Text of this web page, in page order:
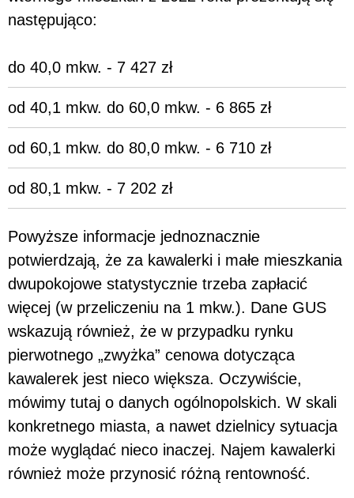
następująco:
do 40,0 mkw. - 7 427 zł
od 40,1 mkw. do 60,0 mkw. - 6 865 zł
od 60,1 mkw. do 80,0 mkw. - 6 710 zł
od 80,1 mkw. - 7 202 zł
Powyższe informacje jednoznacznie
potwierdzają, że za kawalerki i małe mieszkania
dwupokojowe statystycznie trzeba zapłacić
więcej (w przeliczeniu na 1 mkw.). Dane GUS
wskazują również, że w przypadku rynku
pierwotnego „zwyżka” cenowa dotycząca
kawalerek jest nieco większa. Oczywiście,
mówimy tutaj o danych ogólnopolskich. W skali
konkretnego miasta, a nawet dzielnicy sytuacja
może wyglądać nieco inaczej. Najem kawalerki
również może przynosić różną rentowność.